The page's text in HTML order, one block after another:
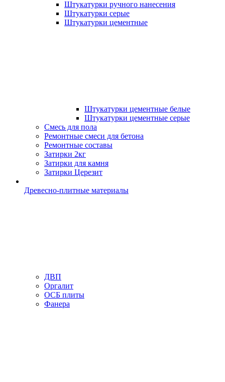
Штукатурки ручного нанесения
Штукатурки серые
Штукатурки цементные
Штукатурки цементные белые
Штукатурки цементные серые
Смесь для пола
Ремонтные смеси для бетона
Ремонтные составы
Затирки 2кг
Затирки для камня
Затирки Церезит
Древесно-плитные материалы
ДВП
Оргалит
ОСБ плиты
Фанера